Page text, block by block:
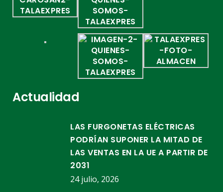
Actualidad
LAS FURGONETAS ELÉCTRICAS
PODRÍAN SUPONER LA MITAD DE
LAS VENTAS EN LA UE A PARTIR DE
2031
24 julio, 2026